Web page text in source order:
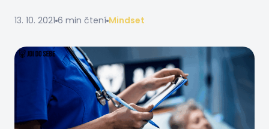
13. 10. 2021 6 min čtení Mindset